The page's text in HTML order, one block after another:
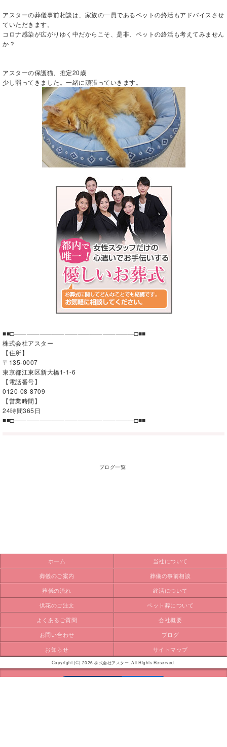
アスターの葬儀事前相談は、家族の一員であるペットの終活もアドバイスさせ
ていただきます。
コロナ感染が広がりゆく中だからこそ、是非、ペットの終活も考えてみません
か？
アスターの保護猫、推定20歳
少し弱ってきました。一緒に頑張っていきます。
■■□―――――――――――――――――――□■■
株式会社アスター
【住所】
〒135-0007
東京都江東区新大橋1-1-6
【電話番号】
0120-08-8709
【営業時間】
24時間365日
■■□―――――――――――――――――――□■■
ブログ一覧
ホーム
当社について
葬儀のご案内
葬儀の事前相談
葬儀の流れ
終活について
供花のご注文
ペット葬について
よくあるご質問
会社概要
お問い合わせ
ブログ
お知らせ
サイトマップ
Copyright (C) 2026 株式会社アスター. All Rights Reserved.